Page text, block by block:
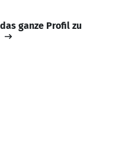
ganze Profil zu